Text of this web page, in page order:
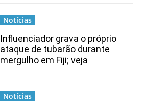
Notícias
Influenciador grava o próprio
ataque de tubarão durante
mergulho em Fiji; veja
Notícias